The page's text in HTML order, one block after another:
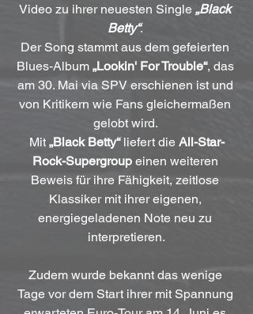
Video zu ihrer neuesten Single „Black
Betty“.
Der Song stammt aus dem gefeierten
Blues-Album „Lookin' For Trouble“, das
am 30. Mai via SPV erschienen ist und
von Kritikern wie Fans gleichermaßen
gelobt wird.
Mit „Black Betty“ liefert die All-Star-
Rock-Supergroup einen weiteren
Beweis für ihre Fähigkeit, zeitlose
Klassiker mit ihrer eigenen,
energiegeladenen Note neu zu
interpretieren.
Zudem wurde bekannt das wenige
Tage vor dem Start ihrer mit Spannung